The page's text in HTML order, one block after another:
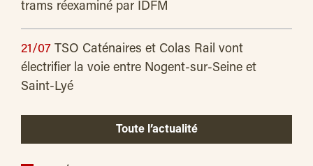
trams réexaminé par IDFM
21/07 TSO Caténaires et Colas Rail vont
électrifier la voie entre Nogent-sur-Seine et
Saint-Lyé
Toute l’actualité